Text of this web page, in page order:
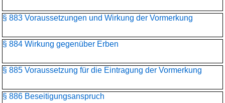
§ 883 Voraussetzungen und Wirkung der Vormerkung
§ 884 Wirkung gegenüber Erben
§ 885 Voraussetzung für die Eintragung der Vormerkung
§ 886 Beseitigungsanspruch